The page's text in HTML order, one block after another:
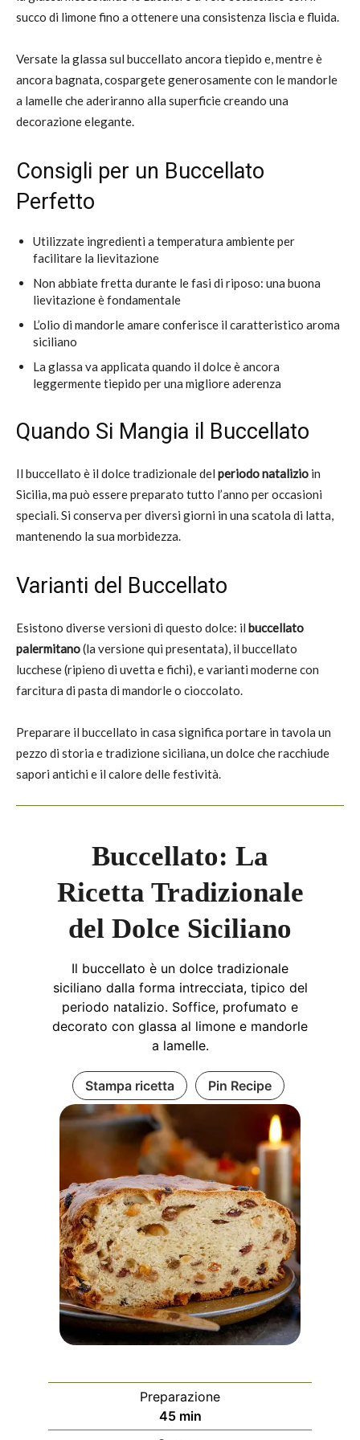
succo di limone fino a ottenere una consistenza liscia e fluida.
Versate la glassa sul buccellato ancora tiepido e, mentre è
ancora bagnata, cospargete generosamente con le mandorle
a lamelle che aderiranno alla superficie creando una
decorazione elegante.
Consigli per un Buccellato
Perfetto
Utilizzate ingredienti a temperatura ambiente per
facilitare la lievitazione
Non abbiate fretta durante le fasi di riposo: una buona
lievitazione è fondamentale
L’olio di mandorle amare conferisce il caratteristico aroma
siciliano
La glassa va applicata quando il dolce è ancora
leggermente tiepido per una migliore aderenza
Quando Si Mangia il Buccellato
Il buccellato è il dolce tradizionale del periodo natalizio in
Sicilia, ma può essere preparato tutto l’anno per occasioni
speciali. Si conserva per diversi giorni in una scatola di latta,
mantenendo la sua morbidezza.
Varianti del Buccellato
Esistono diverse versioni di questo dolce: il buccellato
palermitano(la versione qui presentata), il buccellato
lucchese (ripieno di uvetta e fichi), e varianti moderne con
farcitura di pasta di mandorle o cioccolato.
Preparare il buccellato in casa significa portare in tavola un
pezzo di storia e tradizione siciliana, un dolce che racchiude
sapori antichi e il calore delle festività.
Buccellato: La
Ricetta Tradizionale
del Dolce Siciliano
Il buccellato è un dolce tradizionale
siciliano dalla forma intrecciata, tipico del
periodo natalizio. Soffice, profumato e
decorato con glassa al limone e mandorle
a lamelle.
Stampa ricetta Pin Recipe
Preparazione
45m
i
min